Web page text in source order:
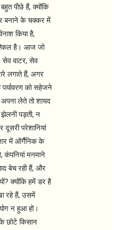
पीछे हैं, क्योंकि
बनाने के चक्कर में
किया है,
है। आज जो
सेव वाटर, सेव
लगाते हैं, अगर
को सहेजने
अपना लेते तो शायद
झेलनी पड़ती, न
परेशानियां
में ऑर्गैनिक के
कंपनियां मनमाने
बेच रही हैं, और
क्योंकि हमें डर है
रहे हैं, उसमें
न हुआ हो।
छोटे किसान